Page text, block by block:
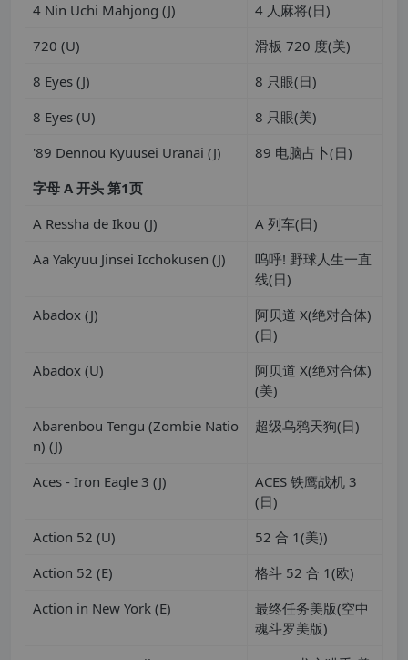
4 Nin Uchi Mahjong (J)
4 人麻将(日)
720 (U)
滑板 720 度(美)
8 Eyes (J)
8 只眼(日)
8 Eyes (U)
8 只眼(美)
'89 Dennou Kyuusei Uranai (J)
89 电脑占卜(日)
字母 A 开头 第1页
A Ressha de Ikou (J)
A 列车(日)
Aa Yakyuu Jinsei Icchokusen (J)
呜呼! 野球人生一直
线(日)
Abadox (J)
阿贝道 X(绝对合体)
(日)
Abadox (U)
阿贝道 X(绝对合体)
(美)
Abarenbou Tengu (Zombie Natio
n) (J)
超级乌鸦天狗(日)
Aces - Iron Eagle 3 (J)
ACES 铁鹰战机 3
(日)
Action 52 (U)
52 合 1(美))
Action 52 (E)
格斗 52 合 1(欧)
Action in New York (E)
最终任务美版(空中
魂斗罗美版)